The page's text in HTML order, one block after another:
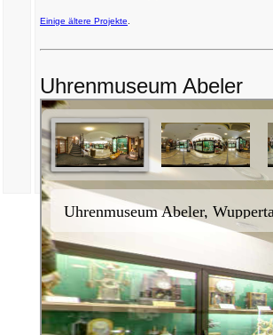
Einige ältere Projekte
Uhrenmuseum Abeler